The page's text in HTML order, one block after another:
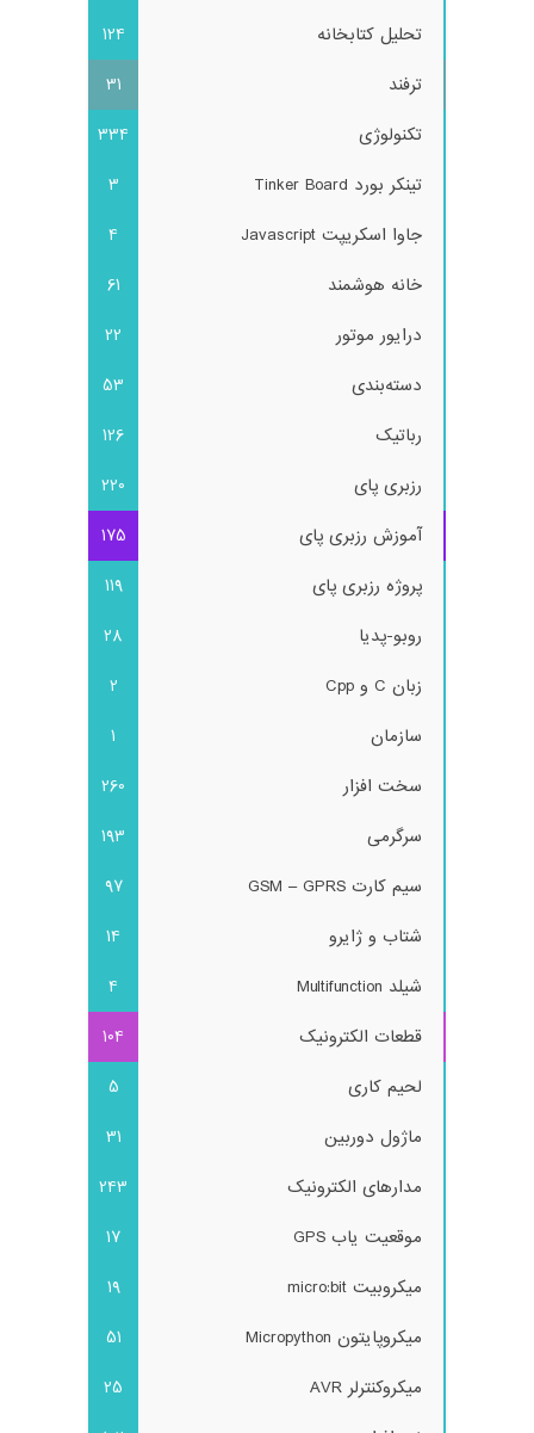
تحلیل کتابخانه
124
ترفند
31
تکنولوژی
334
تینکر بورد Tinker Board
3
جاوا اسکریپت Javascript
4
خانه هوشمند
61
درایور موتور
22
دسته‌بندی
53
رباتیک
126
رزبری پای
220
آموزش رزبری پای
175
پروژه رزبری پای
119
روبو-پدیا
28
زبان C و Cpp
2
سازمان
1
سخت افزار
260
سرگرمی
193
سیم کارت GSM – GPRS
97
شتاب و ژایرو
14
شیلد Multifunction
4
قطعات الکترونیک
104
لحیم کاری
5
ماژول دوربین
31
مدارهای الکترونیک
243
موقعیت یاب GPS
17
میکروبیت micro:bit
19
میکروپایتون Micropython
51
میکروکنترلر AVR
25